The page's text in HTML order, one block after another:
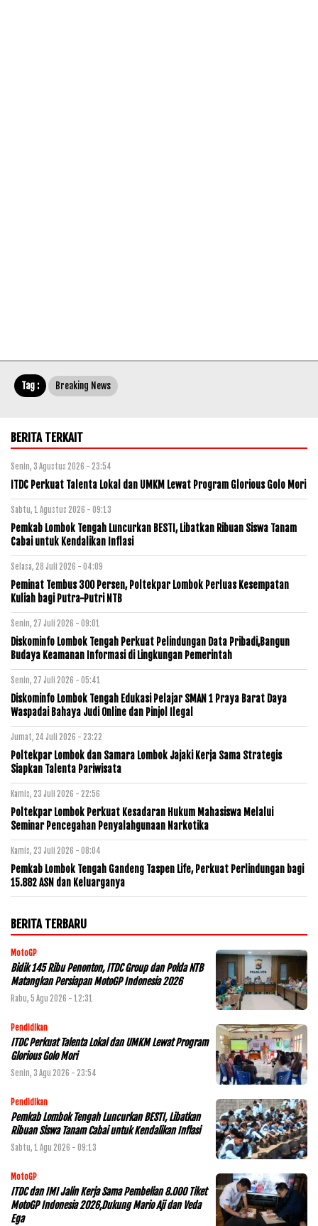
Tag : Breaking News
BERITA TERKAIT
Senin, 3 Agustus 2026 - 23:54
ITDC Perkuat Talenta Lokal dan UMKM Lewat Program Glorious Golo Mori
Sabtu, 1 Agustus 2026 - 09:13
Pemkab Lombok Tengah Luncurkan BESTI, Libatkan Ribuan Siswa Tanam
Cabai untuk Kendalikan Inflasi
Selasa, 28 Juli 2026 - 04:09
Peminat Tembus 300 Persen, Poltekpar Lombok Perluas Kesempatan
Kuliah bagi Putra-Putri NTB
Senin, 27 Juli 2026 - 09:01
Diskominfo Lombok Tengah Perkuat Pelindungan Data Pribadi,Bangun
Budaya Keamanan Informasi di Lingkungan Pemerintah
Senin, 27 Juli 2026 - 05:41
Diskominfo Lombok Tengah Edukasi Pelajar SMAN 1 Praya Barat Daya
Waspadai Bahaya Judi Online dan Pinjol Ilegal
Jumat, 24 Juli 2026 - 23:22
Poltekpar Lombok dan Samara Lombok Jajaki Kerja Sama Strategis
Siapkan Talenta Pariwisata
Kamis, 23 Juli 2026 - 22:56
Poltekpar Lombok Perkuat Kesadaran Hukum Mahasiswa Melalui
Seminar Pencegahan Penyalahgunaan Narkotika
Kamis, 23 Juli 2026 - 08:04
Pemkab Lombok Tengah Gandeng Taspen Life, Perkuat Perlindungan bagi
15.882 ASN dan Keluarganya
BERITA TERBARU
MotoGP
Bidik 145 Ribu Penonton, ITDC Group dan Polda NTB
Matangkan Persiapan MotoGP Indonesia 2026
Rabu, 5 Agu 2026 - 12:31
Pendidikan
ITDC Perkuat Talenta Lokal dan UMKM Lewat Program
Glorious Golo Mori
Senin, 3 Agu 2026 - 23:54
Pendidikan
Pemkab Lombok Tengah Luncurkan BESTI, Libatkan
Ribuan Siswa Tanam Cabai untuk Kendalikan Inflasi
Sabtu, 1 Agu 2026 - 09:13
MotoGP
ITDC dan IMI Jalin Kerja Sama Pembelian 8.000 Tiket
MotoGP Indonesia 2026,Dukung Mario Aji dan Veda
Ega